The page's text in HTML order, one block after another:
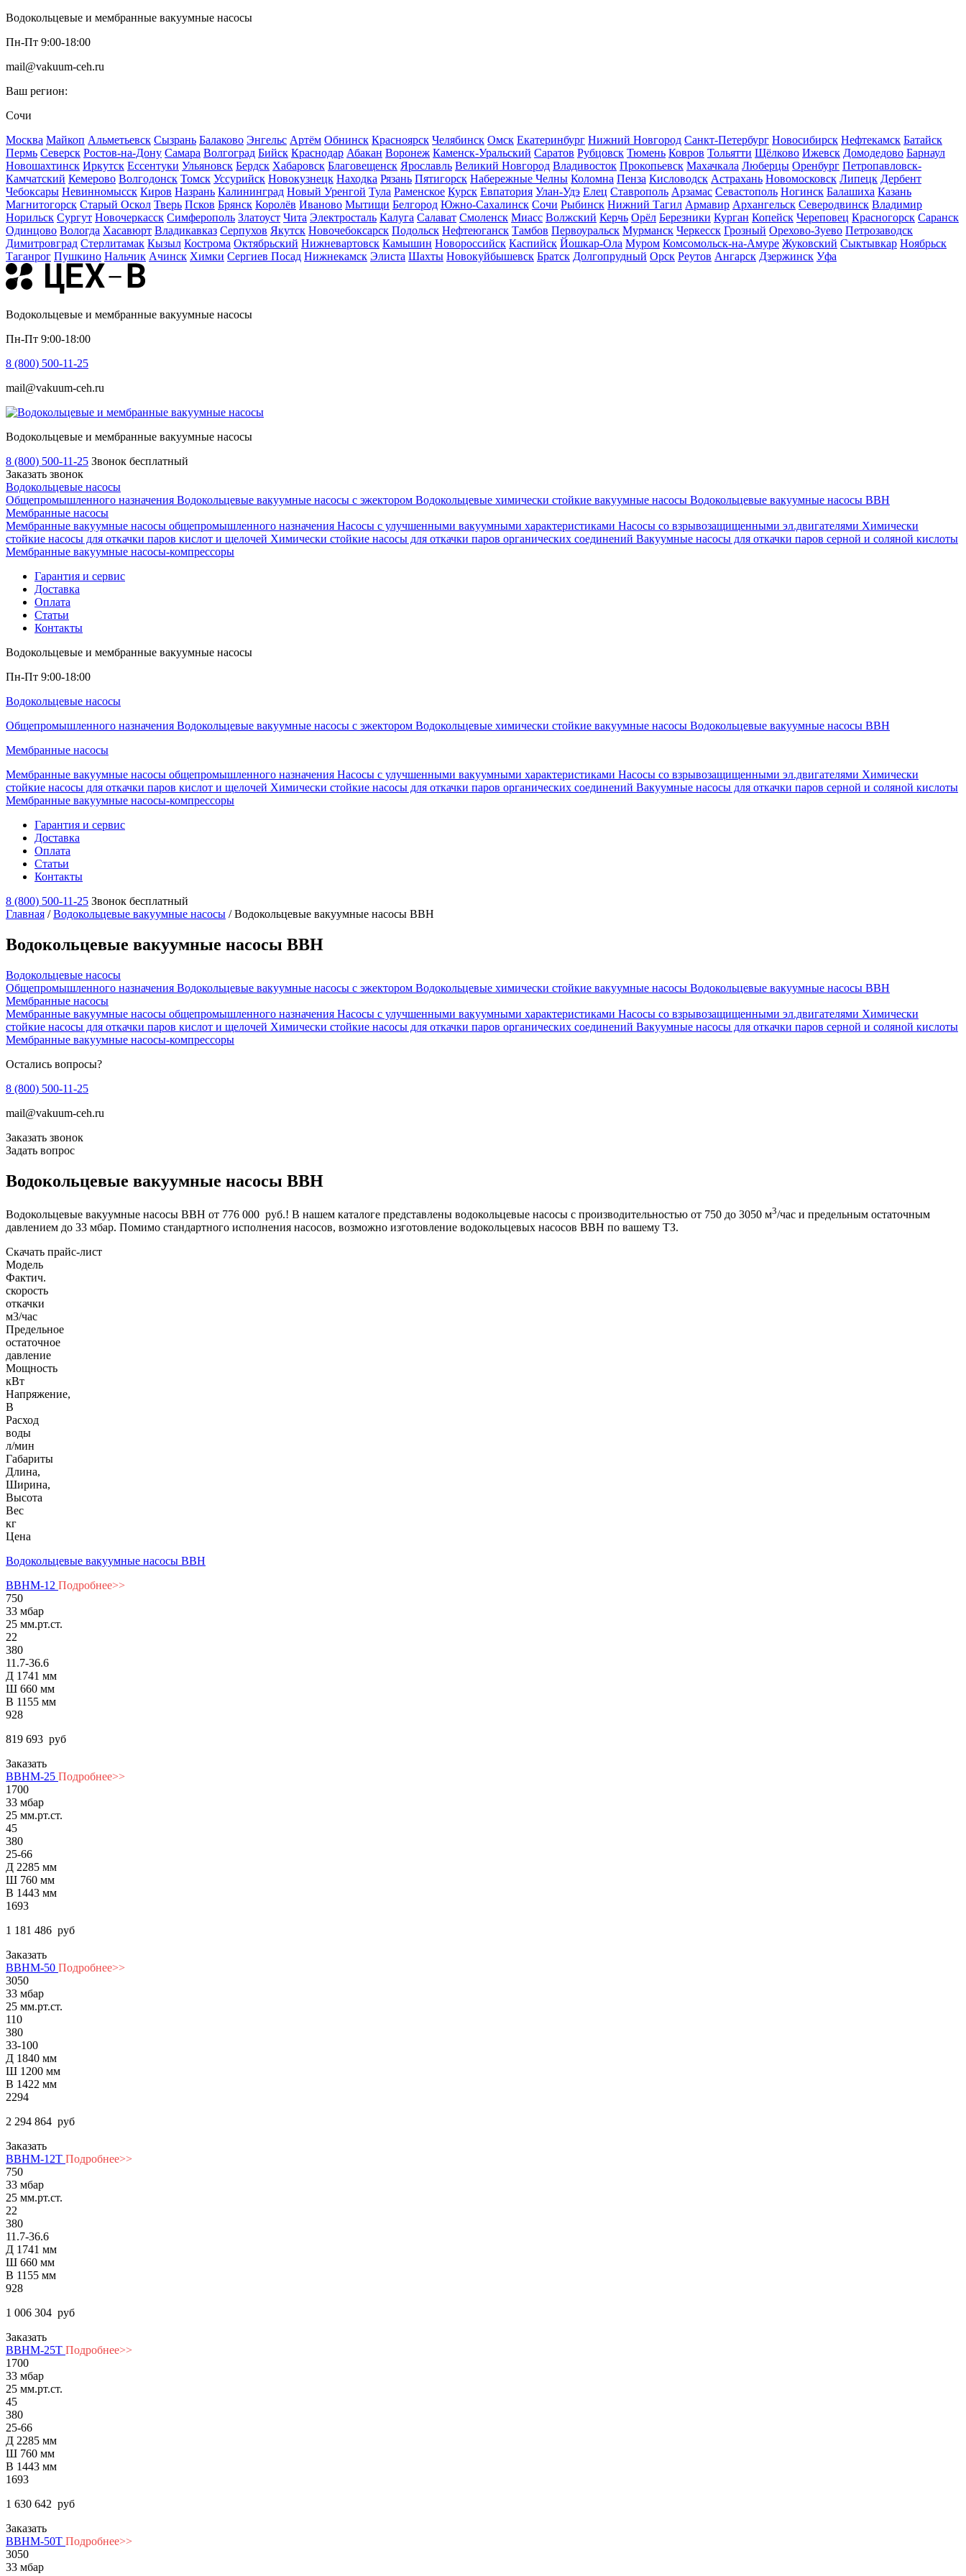
Водокольцевые и мембранные вакуумные насосы
Пн-Пт 9:00-18:00
mail@vakuum-ceh.ru
Ваш регион:
Сочи
Москва Майкоп Альметьевск Сызрань Балаково Энгельс Артём Обнинск Красноярск Челябинск Омск Екатеринбург Нижний Новгород Санкт-Петербург Новосибирск Нефтекамск Батайск
Пермь Северск Ростов-на-Дону Самара Волгоград Бийск Краснодар Абакан Воронеж Каменск-Уральский Саратов Рубцовск Тюмень Ковров Тольятти Щёлково Ижевск Домодедово Барнаул
Новошахтинск Иркутск Ессентуки Ульяновск Бердск Хабаровск Благовещенск Ярославль Великий Новгород Владивосток Прокопьевск Махачкала Люберцы Оренбург Петропавловск-
Камчатский Кемерово Волгодонск Томск Уссурийск Новокузнецк Находка Рязань Пятигорск Набережные Челны Коломна Пенза Кисловодск Астрахань Новомосковск Липецк Дербент
Чебоксары Невинномысск Киров Назрань Калининград Новый Уренгой Тула Раменское Курск Евпатория Улан-Удэ Елец Ставрополь Арзамас Севастополь Ногинск Балашиха Казань
Магнитогорск Старый Оскол Тверь Псков Брянск Королёв Иваново Мытищи Белгород Южно-Сахалинск Сочи Рыбинск Нижний Тагил Армавир Архангельск Северодвинск Владимир
Норильск Сургут Новочеркасск Симферополь Златоуст Чита Электросталь Калуга Салават Смоленск Миасс Волжский Керчь Орёл Березники Курган Копейск Череповец Красногорск Саранск
Одинцово Вологда Хасавюрт Владикавказ Серпухов Якутск Новочебоксарск Подольск Нефтеюганск Тамбов Первоуральск Мурманск Черкесск Грозный Орехово-Зуево Петрозаводск
Димитровград Стерлитамак Кызыл Кострома Октябрьский Нижневартовск Камышин Новороссийск Каспийск Йошкар-Ола Муром Комсомольск-на-Амуре Жуковский Сыктывкар Ноябрьск
Таганрог Пушкино Нальчик Ачинск Химки Сергиев Посад Нижнекамск Элиста Шахты Новокуйбышевск Братск Долгопрудный Орск Реутов Ангарск Дзержинск Уфа
Водокольцевые и мембранные вакуумные насосы
Пн-Пт 9:00-18:00
8 (800) 500-11-25
mail@vakuum-ceh.ru
Водокольцевые и мембранные вакуумные насосы
8 (800) 500-11-25 Звонок бесплатный
Заказать звонок
Водокольцевые насосы
Общепромышленного назначения Водокольцевые вакуумные насосы с эжектором Водокольцевые химически стойкие вакуумные насосы Водокольцевые вакуумные насосы ВВН
Мембранные насосы
Мембранные вакуумные насосы общепромышленного назначения Насосы с улучшенными вакуумными характеристиками Насосы со взрывозащищенными эл.двигателями Химически
стойкие насосы для откачки паров кислот и щелочей Химически стойкие насосы для откачки паров органических соединений Вакуумные насосы для откачки паров серной и соляной кислоты
Мембранные вакуумные насосы-компрессоры
Гарантия и сервис
Доставка
Оплата
Статьи
Контакты
Водокольцевые и мембранные вакуумные насосы
Пн-Пт 9:00-18:00
Водокольцевые насосы
Общепромышленного назначения Водокольцевые вакуумные насосы с эжектором Водокольцевые химически стойкие вакуумные насосы Водокольцевые вакуумные насосы ВВН
Мембранные насосы
Мембранные вакуумные насосы общепромышленного назначения Насосы с улучшенными вакуумными характеристиками Насосы со взрывозащищенными эл.двигателями Химически
стойкие насосы для откачки паров кислот и щелочей Химически стойкие насосы для откачки паров органических соединений Вакуумные насосы для откачки паров серной и соляной кислоты
Мембранные вакуумные насосы-компрессоры
Гарантия и сервис
Доставка
Оплата
Статьи
Контакты
8 (800) 500-11-25 Звонок бесплатный
Главная / Водокольцевые вакуумные насосы / Водокольцевые вакуумные насосы ВВН
Водокольцевые вакуумные насосы ВВН
Водокольцевые насосы
Общепромышленного назначения Водокольцевые вакуумные насосы с эжектором Водокольцевые химически стойкие вакуумные насосы Водокольцевые вакуумные насосы ВВН
Мембранные насосы
Мембранные вакуумные насосы общепромышленного назначения Насосы с улучшенными вакуумными характеристиками Насосы со взрывозащищенными эл.двигателями Химически
стойкие насосы для откачки паров кислот и щелочей Химически стойкие насосы для откачки паров органических соединений Вакуумные насосы для откачки паров серной и соляной кислоты
Мембранные вакуумные насосы-компрессоры
Остались вопросы?
8 (800) 500-11-25
mail@vakuum-ceh.ru
Заказать звонок
Задать вопрос
Водокольцевые вакуумные насосы ВВН
Водокольцевые вакуумные насосы ВВН от 776 000 руб.! В нашем каталоге представлены водокольцевые насосы с производительностью от 750 до 3050 м3/час и предельным остаточным
давлением до 33 мбар. Помимо стандартного исполнения насосов, возможно изготовление водокольцевых насосов ВВН по вашему ТЗ.
Скачать прайс-лист
Модель
Фактич.
скорость
откачки
м3/час
Предельное
остаточное
давление
Мощность
кВт
Напряжение,
В
Расход
воды
л/мин
Габариты
Длина,
Ширина,
Высота
Вес
кг
Цена
Водокольцевые вакуумные насосы ВВН
ВВНМ-12 Подробнее>>
750
33 мбар
25 мм.рт.ст.
22
380
11.7-36.6
Д 1741 мм
Ш 660 мм
В 1155 мм
928
819 693 руб
Заказать
ВВНМ-25 Подробнее>>
1700
33 мбар
25 мм.рт.ст.
45
380
25-66
Д 2285 мм
Ш 760 мм
В 1443 мм
1693
1 181 486 руб
Заказать
ВВНМ-50 Подробнее>>
3050
33 мбар
25 мм.рт.ст.
110
380
33-100
Д 1840 мм
Ш 1200 мм
В 1422 мм
2294
2 294 864 руб
Заказать
ВВНМ-12Т Подробнее>>
750
33 мбар
25 мм.рт.ст.
22
380
11.7-36.6
Д 1741 мм
Ш 660 мм
В 1155 мм
928
1 006 304 руб
Заказать
ВВНМ-25Т Подробнее>>
1700
33 мбар
25 мм.рт.ст.
45
380
25-66
Д 2285 мм
Ш 760 мм
В 1443 мм
1693
1 630 642 руб
Заказать
ВВНМ-50Т Подробнее>>
3050
33 мбар